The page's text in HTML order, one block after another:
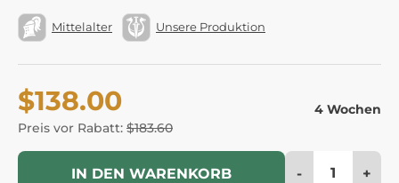
Mittelalter Unsere Produktion
$138.00
Preis vor Rabatt: $183.60
4 Wochen
IN DEN WARENKORB - +